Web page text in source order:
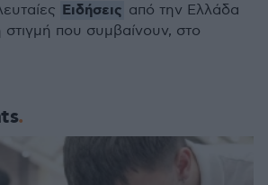
Ειδήσεις από την Ελλάδα
στιγμή που συμβαίνουν, στο